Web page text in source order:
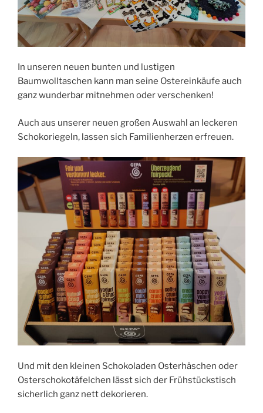
In unseren neuen bunten und lustigen
Baumwolltaschen kann man seine Ostereinkäufe auch
ganz wunderbar mitnehmen oder verschenken!
Auch aus unserer neuen großen Auswahl an leckeren
Schokoriegeln, lassen sich Familienherzen erfreuen.
Und mit den kleinen Schokoladen Osterhäschen oder
Osterschokotäfelchen lässt sich der Frühstückstisch
sicherlich ganz nett dekorieren.